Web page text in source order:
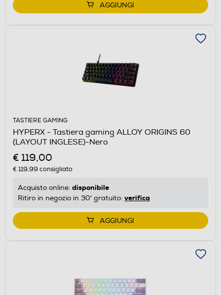
AGGIUNGI
TASTIERE GAMING
HYPERX - Tastiera gaming ALLOY ORIGINS 60
(LAYOUT INGLESE)-Nero
€ 119,00
€ 119,99 consigliato
Acquisto online: disponibile
Ritiro in negozio in 30' gratuito: verifica
AGGIUNGI